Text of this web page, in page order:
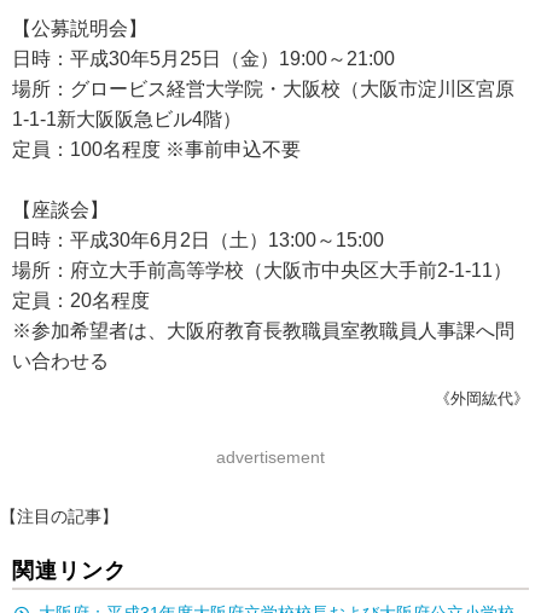
【公募説明会】
日時：平成30年5月25日（金）19:00～21:00
場所：グロービス経営大学院・大阪校（大阪市淀川区宮原
1-1-1新大阪阪急ビル4階）
定員：100名程度 ※事前申込不要
【座談会】
日時：平成30年6月2日（土）13:00～15:00
場所：府立大手前高等学校（大阪市中央区大手前2-1-11）
定員：20名程度
※参加希望者は、大阪府教育長教職員室教職員人事課へ問
い合わせる
《外岡紘代》
advertisement
【注目の記事】
関連リンク